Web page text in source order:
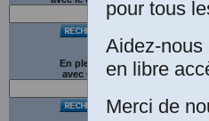
En plein texte
avec G gle
pour tous
Aidez-nous
en libre
Merci de